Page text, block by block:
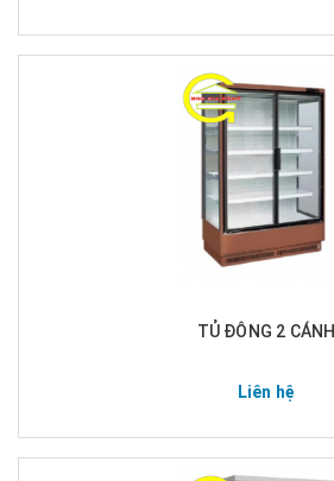
TỦ ĐÔNG 2 CÁNH
Liên hệ